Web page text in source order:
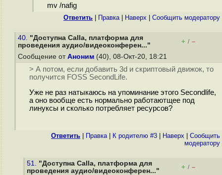
mv /nafig
Ответить Правка| Наверх Cообщить модератору
40. "Доступна Calla, платформа для
проведения аудио/видеоконферен..."
+ / –
Сообщение от Аноним (40), 08-Окт-20, 18:21
> А потом, если добавить 3d и скриптовый движок, то
получится FOSS SecondLife.
Уже не раз натыкаюсь на упоминание этого Secondlife,
а оно вообще есть нормально работаютщее под
линуксы и сколько потребляет ресурсов?
Ответить Правка| К родителю #3 Наверх
Cообщить
модератору
51. "Доступна Calla, платформа для
проведения аудио/видеоконферен..."
+ / –